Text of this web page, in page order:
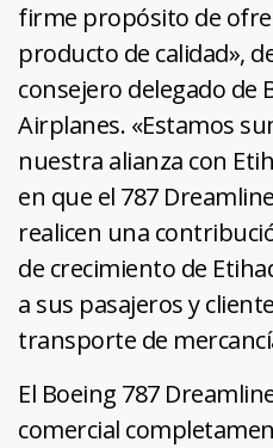
firme propósito de
producto de calidad»,
consejero delegado de
Airplanes. «Estamos
nuestra alianza con
en que el 787
realicen una
de crecimiento de
a sus pasajeros y
transporte de
El Boeing 787
comercial